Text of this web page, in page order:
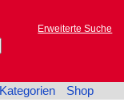
Erweiterte Suche
Kategorien Shop